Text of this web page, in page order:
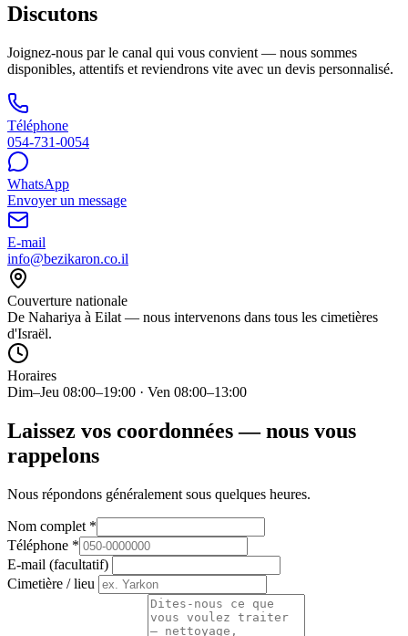
Discutons
Joignez-nous par le canal qui vous convient — nous sommes
disponibles, attentifs et reviendrons vite avec un devis personnalisé.
Téléphone
054-731-0054
WhatsApp
Envoyer un message
E-mail
info@bezikaron.co.il
Couverture nationale
De Nahariya à Eilat — nous intervenons dans tous les cimetières
d'Israël.
Horaires
Dim–Jeu 08:00–19:00 · Ven 08:00–13:00
Laissez vos coordonnées — nous vous
rappelons
Nous répondons généralement sous quelques heures.
Nom complet *
Téléphone *
E-mail (facultatif)
Cimetière / lieu